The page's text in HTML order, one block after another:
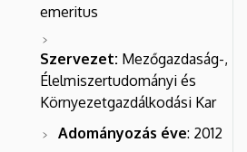
emeritus
Szervezet: Mezőgazdaság-,
Élelmiszertudományi és
Környezetgazdálkodási Kar
Adományozás éve: 2012